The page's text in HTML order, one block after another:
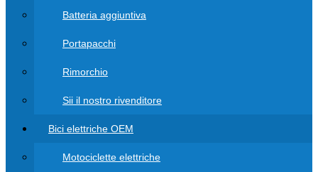
Batteria aggiuntiva
Portapacchi
Rimorchio
Sii il nostro rivenditore
Bici elettriche OEM
Motociclette elettriche